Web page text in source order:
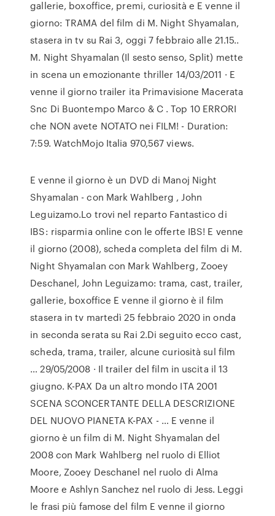
gallerie, boxoffice, premi, curiosità e E venne il
giorno: TRAMA del film di M. Night Shyamalan,
stasera in tv su Rai 3, oggi 7 febbraio alle 21.15..
M. Night Shyamalan (Il sesto senso, Split) mette
in scena un emozionante thriller 14/03/2011 · E
venne il giorno trailer ita Primavisione Macerata
Snc Di Buontempo Marco & C . Top 10 ERRORI
che NON avete NOTATO nei FILM! - Duration:
7:59. WatchMojo Italia 970,567 views.
E venne il giorno è un DVD di Manoj Night
Shyamalan - con Mark Wahlberg , John
Leguizamo.Lo trovi nel reparto Fantastico di
IBS: risparmia online con le offerte IBS! E venne
il giorno (2008), scheda completa del film di M.
Night Shyamalan con Mark Wahlberg, Zooey
Deschanel, John Leguizamo: trama, cast, trailer,
gallerie, boxoffice E venne il giorno è il film
stasera in tv martedì 25 febbraio 2020 in onda
in seconda serata su Rai 2.Di seguito ecco cast,
scheda, trama, trailer, alcune curiosità sul film
… 29/05/2008 · Il trailer del film in uscita il 13
giugno. K-PAX Da un altro mondo ITA 2001
SCENA SCONCERTANTE DELLA DESCRIZIONE
DEL NUOVO PIANETA K-PAX - … E venne il
giorno è un film di M. Night Shyamalan del
2008 con Mark Wahlberg nel ruolo di Elliot
Moore, Zooey Deschanel nel ruolo di Alma
Moore e Ashlyn Sanchez nel ruolo di Jess. Leggi
le frasi più famose del film E venne il giorno